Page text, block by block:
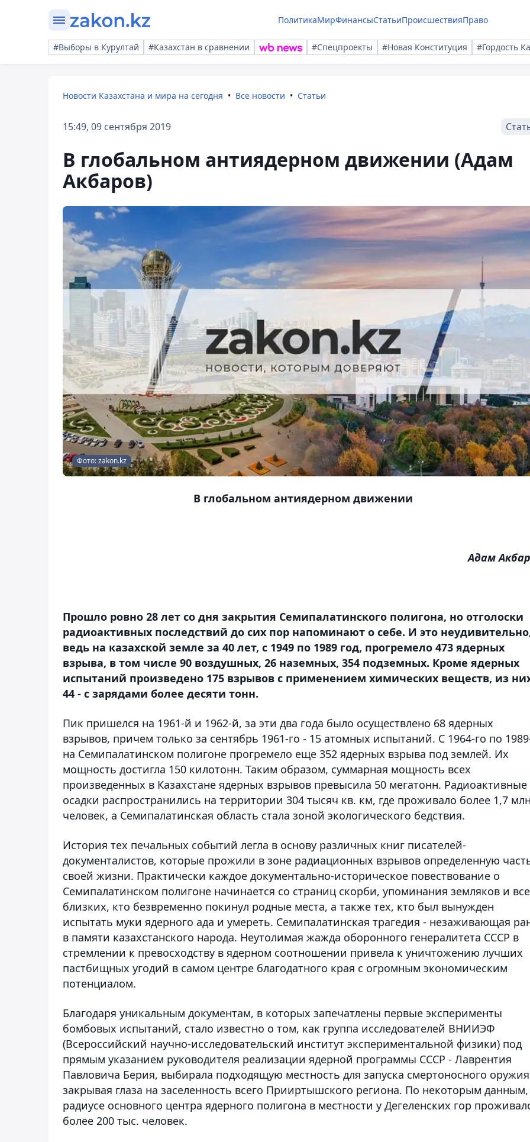
ПолитикаМирФинансыСтатьиПроисшествияПраво
#Выборы в Курултай #Казахстан в сравнении #Спецпроекты #Новая Конституция #Гордость
Новости Казахстана и мира на сегодня Все новости Статьи
15:49, 09 сентября 2019
В глобальном антиядерном движении (Адам
Акбаров)
Фото: zakon.kz
В глобальном антиядерном движении
Адам
Прошло ровно 28 лет со дня закрытия Семипалатинского полигона, но отголоски
радиоактивных последствий до сих пор напоминают о себе. И это
ведь на казахской земле за 40 лет, с 1949 по 1989 год, прогремело 473 ядерных
взрыва, в том числе 90 воздушных, 26 наземных, 354 подземных. Кроме ядерных
испытаний произведено 175 взрывов с применением химических веществ, из
44 - с зарядами более десяти тонн.
Пик пришелся на 1961-й и 1962-й, за эти два года было осуществлено 68 ядерных
взрывов, причем только за сентябрь 1961-го - 15 атомных испытаний. С 1964-го по
на Семипалатинском полигоне прогремело еще 352 ядерных взрыва под землей. Их
мощность достигла 150 килотонн. Таким образом, суммарная мощность всех
произведенных в Казахстане ядерных взрывов превысила 50 мегатонн. Радиоактивные
осадки распространились на территории 304 тысяч кв. км, где проживало более 1,7 млн
человек, а Семипалатинская область стала зоной экологического бедствия.
История тех печальных событий легла в основу различных книг писателей-
документалистов, которые прожили в зоне радиационных взрывов определенную
своей жизни. Практически каждое документально-историческое повествование о
Семипалатинском полигоне начинается со страниц скорби, упоминания земляков и
близких, кто безвременно покинул родные места, а также тех, кто был вынужден
испытать муки ядерного ада и умереть. Семипалатинская трагедия - незаживающая
в памяти казахстанского народа. Неутолимая жажда оборонного генералитета СССР в
стремлении к превосходству в ядерном соотношении привела к уничтожению лучших
пастбищных угодий в самом центре благодатного края с огромным экономическим
потенциалом.
Благодаря уникальным документам, в которых запечатлены первые эксперименты
бомбовых испытаний, стало известно о том, как группа исследователей ВНИИЭФ
(Всероссийский научно-исследовательский институт экспериментальной физики) под
прямым указанием руководителя реализации ядерной программы СССР - Лаврентия
Павловича Берия, выбирала подходящую местность для запуска смертоносного
закрывая глаза на заселенность всего Прииртышского региона. По некоторым
радиусе основного центра ядерного полигона в местности у Дегеленских гор
более 200 тыс. человек.